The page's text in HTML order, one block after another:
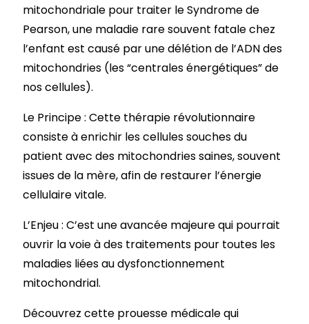
mitochondriale pour traiter le Syndrome de
Pearson, une maladie rare souvent fatale chez
l’enfant est causé par une délétion de l’ADN des
mitochondries (les “centrales énergétiques” de
nos cellules).
Le Principe : Cette thérapie révolutionnaire
consiste à enrichir les cellules souches du
patient avec des mitochondries saines, souvent
issues de la mère, afin de restaurer l’énergie
cellulaire vitale.
L’Enjeu : C’est une avancée majeure qui pourrait
ouvrir la voie à des traitements pour toutes les
maladies liées au dysfonctionnement
mitochondrial.
Découvrez cette prouesse médicale qui